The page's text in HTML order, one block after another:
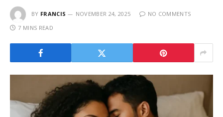
BY FRANCIS NOVEMBER 24, 2025
NO COMMENTS
7 MINS READ